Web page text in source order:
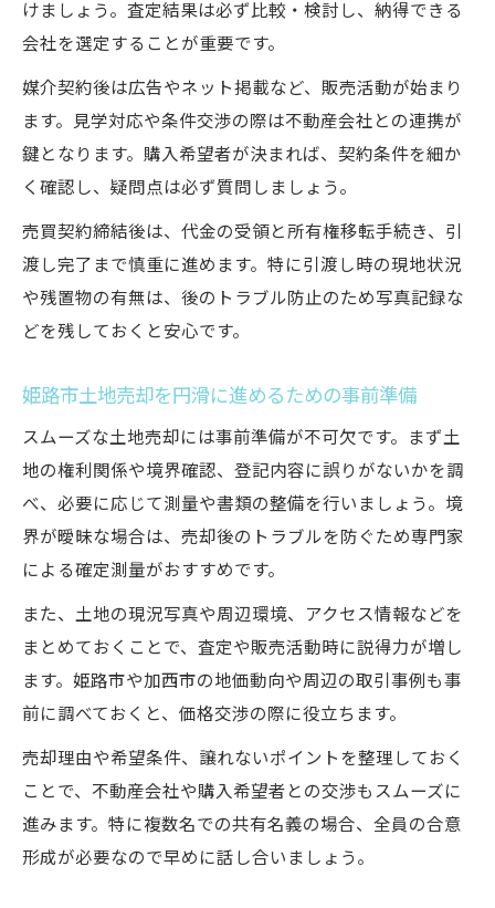
けましょう。査定結果は必ず比較・検討し、納得できる
会社を選定することが重要です。
媒介契約後は広告やネット掲載など、販売活動が始まり
ます。見学対応や条件交渉の際は不動産会社との連携が
鍵となります。購入希望者が決まれば、契約条件を細か
く確認し、疑問点は必ず質問しましょう。
売買契約締結後は、代金の受領と所有権移転手続き、引
渡し完了まで慎重に進めます。特に引渡し時の現地状況
や残置物の有無は、後のトラブル防止のため写真記録な
どを残しておくと安心です。
姫路市土地売却を円滑に進めるための事前準備
スムーズな土地売却には事前準備が不可欠です。まず土
地の権利関係や境界確認、登記内容に誤りがないかを調
べ、必要に応じて測量や書類の整備を行いましょう。境
界が曖昧な場合は、売却後のトラブルを防ぐため専門家
による確定測量がおすすめです。
また、土地の現況写真や周辺環境、アクセス情報などを
まとめておくことで、査定や販売活動時に説得力が増し
ます。姫路市や加西市の地価動向や周辺の取引事例も事
前に調べておくと、価格交渉の際に役立ちます。
売却理由や希望条件、譲れないポイントを整理しておく
ことで、不動産会社や購入希望者との交渉もスムーズに
進みます。特に複数名での共有名義の場合、全員の合意
形成が必要なので早めに話し合いましょう。